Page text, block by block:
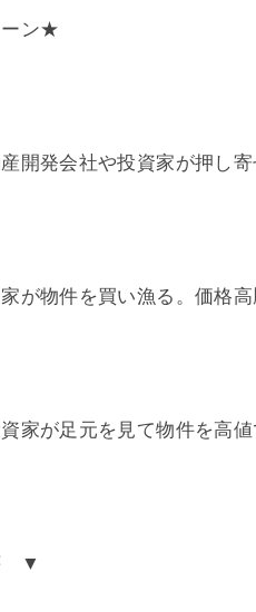
ーン★
開発会社や投資家が押し寄
が物件を買い漁る。価格高
家が足元を見て物件を高値
▼